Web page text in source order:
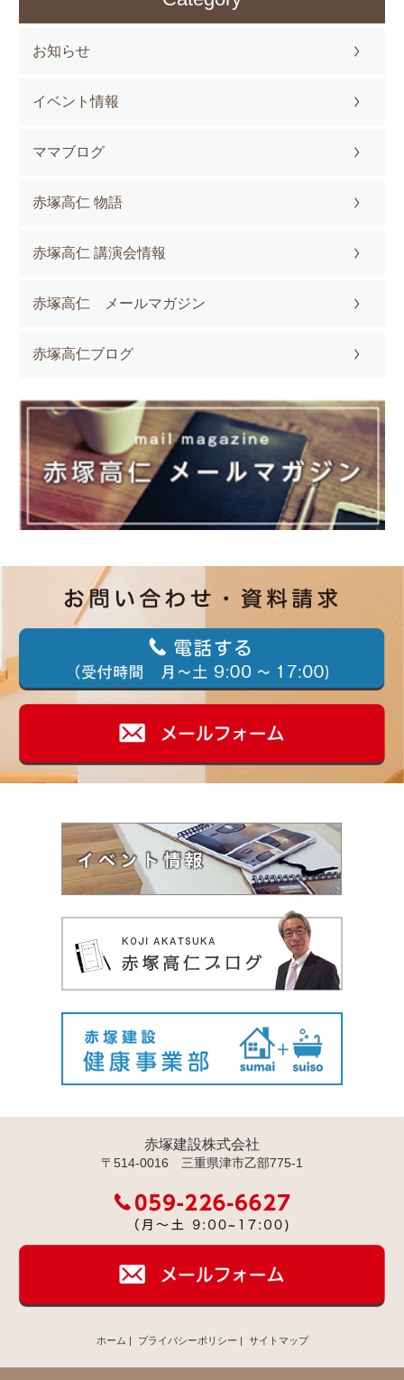
お知らせ
イベント情報
ママブログ
赤塚高仁 物語
赤塚高仁 講演会情報
赤塚高仁 メールマガジン
赤塚高仁ブログ
赤塚建設株式会社
〒514-0016 三重県津市乙部775-1
ホーム | プライバシーポリシー | サイトマップ